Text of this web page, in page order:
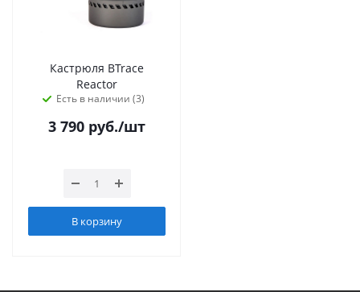
Кастрюля BTrace
Reactor
Есть в наличии (3)
3 790 руб./шт
В корзину